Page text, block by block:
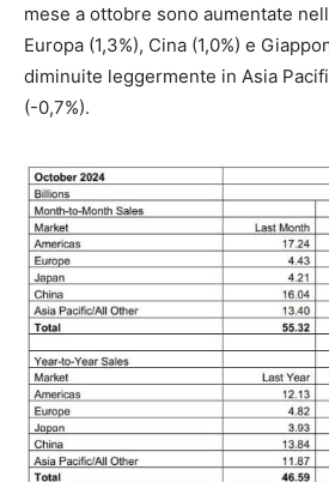
mese a ottobre sono aumentate
Europa (1,3%), Cina (1,0%) e
diminuite leggermente in Asia
(-0,7%).